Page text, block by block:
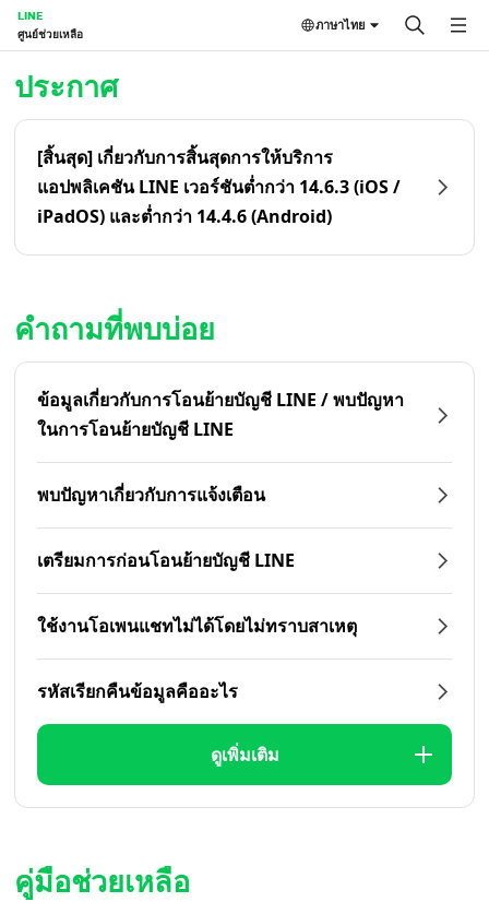
LINE
ศูนย์ช่วยเหลือ
ภาษาไทย
ประกาศ
[สิ้นสุด] เกี่ยวกับการสิ้นสุดการให้บริการ
แอปพลิเคชัน LINE เวอร์ชันต่ำกว่า 14.6.3 (iOS /
iPadOS) และต่ำกว่า 14.4.6 (Android)
คำถามที่พบบ่อย
ข้อมูลเกี่ยวกับการโอนย้ายบัญชี LINE / พบปัญหา
ในการโอนย้ายบัญชี LINE
พบปัญหาเกี่ยวกับการแจ้งเตือน
เตรียมการก่อนโอนย้ายบัญชี LINE
ใช้งานโอเพนแชทไม่ได้โดยไม่ทราบสาเหตุ
รหัสเรียกคืนข้อมูลคืออะไร
ดูเพิ่มเติม
คู่มือช่วยเหลือ